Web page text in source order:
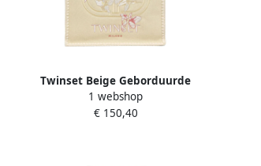
Twinset Beige Geborduurde
Tassen met Magneetsluiting
Beige Dames
1 webshop
€ 150,40